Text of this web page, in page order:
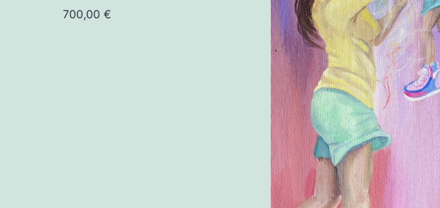
700,00 €